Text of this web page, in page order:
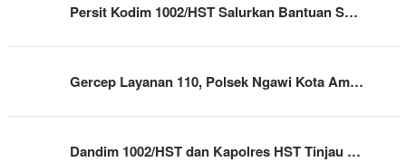
Persit Kodim 1002/HST Salurkan Bantuan S…
Gercep Layanan 110, Polsek Ngawi Kota Am…
Dandim 1002/HST dan Kapolres HST Tinjau …